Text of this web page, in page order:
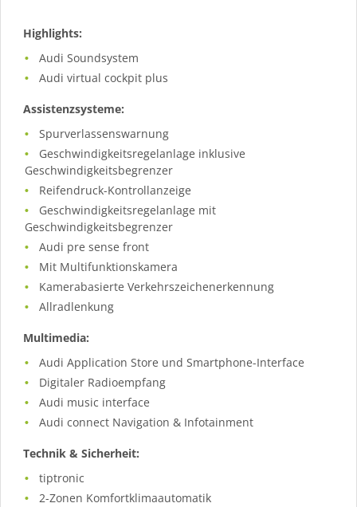
Highlights:
Audi Soundsystem
Audi virtual cockpit plus
Assistenzsysteme:
Spurverlassenswarnung
Geschwindigkeitsregelanlage inklusive
Geschwindigkeitsbegrenzer
Reifendruck-Kontrollanzeige
Geschwindigkeitsregelanlage mit
Geschwindigkeitsbegrenzer
Audi pre sense front
Mit Multifunktionskamera
Kamerabasierte Verkehrszeichenerkennung
Allradlenkung
Multimedia:
Audi Application Store und Smartphone-Interface
Digitaler Radioempfang
Audi music interface
Audi connect Navigation & Infotainment
Technik & Sicherheit:
tiptronic
2-Zonen Komfortklimaautomatik